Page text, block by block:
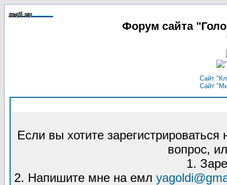
Форум сайта
Сайт
Сайт
Если вы хотите
вопрос,
1.
2. Напишите мне на емл